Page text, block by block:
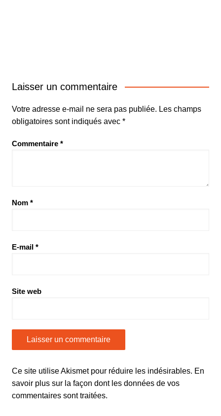
Laisser un commentaire
Votre adresse e-mail ne sera pas publiée. Les champs
obligatoires sont indiqués avec *
Commentaire *
Nom *
E-mail *
Site web
Ce site utilise Akismet pour réduire les indésirables. En
savoir plus sur la façon dont les données de vos
commentaires sont traitées.